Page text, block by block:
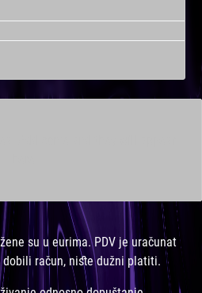
su u eurima. PDV je uračunat
račun, niste dužni platiti.